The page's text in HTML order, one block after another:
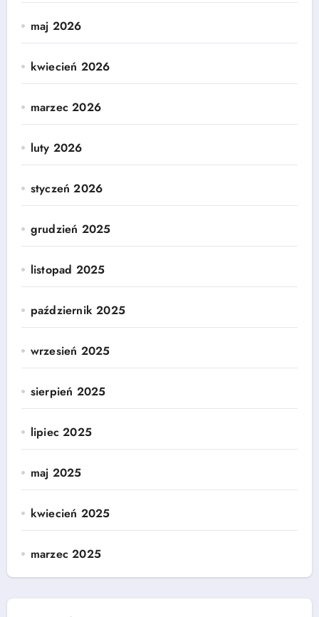
maj 2026
kwiecień 2026
marzec 2026
luty 2026
styczeń 2026
grudzień 2025
listopad 2025
październik 2025
wrzesień 2025
sierpień 2025
lipiec 2025
maj 2025
kwiecień 2025
marzec 2025